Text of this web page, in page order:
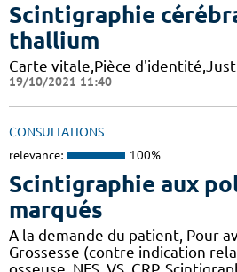
Scintigraphie
thallium
Carte vitale,Pièce
19/10/2021 11:40
CONSULTATIONS
relevance: 100%
Scintigraphie aux
marqués
A la demande du patient, Pour
Grossesse (contre indication